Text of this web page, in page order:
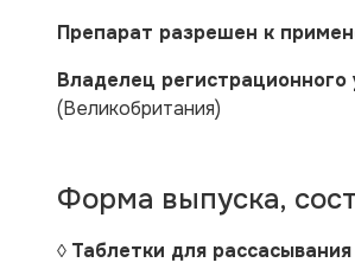
Препарат разрешен к
Владелец регистрационного
(Великобритания)
Форма выпуска,
◊ Таблетки для рассасывания